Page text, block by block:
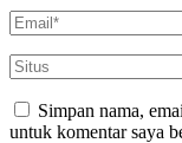
Simpan nama,
untuk komentar saya